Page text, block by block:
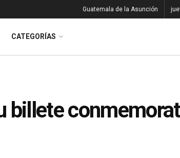
Guatemala de la Asunción
CATEGORÍAS
billete